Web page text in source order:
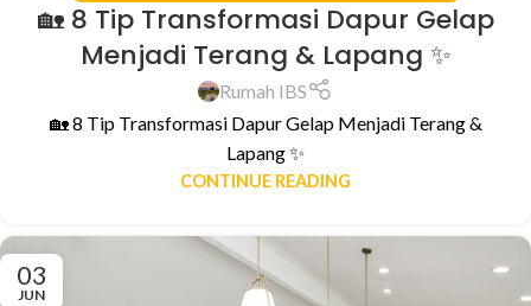
🏡 8 Tip Transformasi Dapur Gelap
Menjadi Terang & Lapang ✨
Rumah IBS
🏡 8 Tip Transformasi Dapur Gelap Menjadi Terang &
Lapang ✨
CONTINUE READING
03
JUN